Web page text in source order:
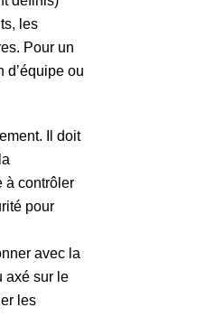
les
Pour un
d’équipe ou
Il doit
à contrôler
pour
avec la
axé sur le
les